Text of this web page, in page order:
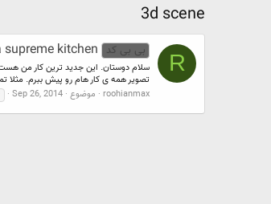
3d scene
R
بی بی کد kitchen
تصویر همه ی کار هام رو پیش ببرم. مثلا
roohianmax موضوع Sep 26, 2014